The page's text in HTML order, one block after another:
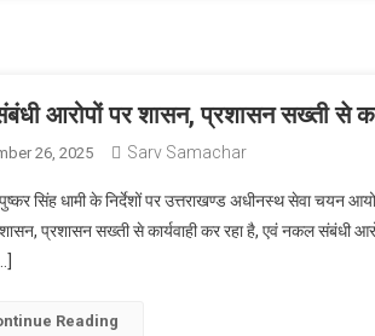
आरोपों पर शासन, प्रशासन सख्ती से
26, 2025 Sarv Samachar
सिंह धामी के निर्देशों पर उत्तराखण्ड अधीनस्थ सेवा चयन
प्रशासन सख्ती से कार्यवाही कर रहा है, एवं नकल संबंधी
Reading